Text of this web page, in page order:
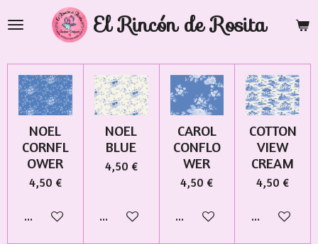
al
principal
El Rincón de Rosita
NOEL
CORNFL
OWER
4,50 €
Añadir al carrito
NOEL
BLUE
4,50 €
Añadir al carrito
CAROL
CONFLO
WER
4,50 €
Añadir al carrito
COTTON
VIEW
CREAM
4,50 €
Añadir al